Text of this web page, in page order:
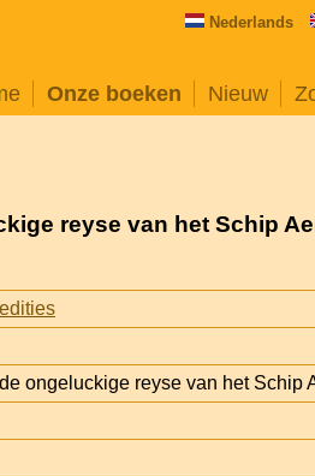
Nederlands
Onze boeken Nieuw
reyse van het Schip
ongeluckige reyse van het Schip